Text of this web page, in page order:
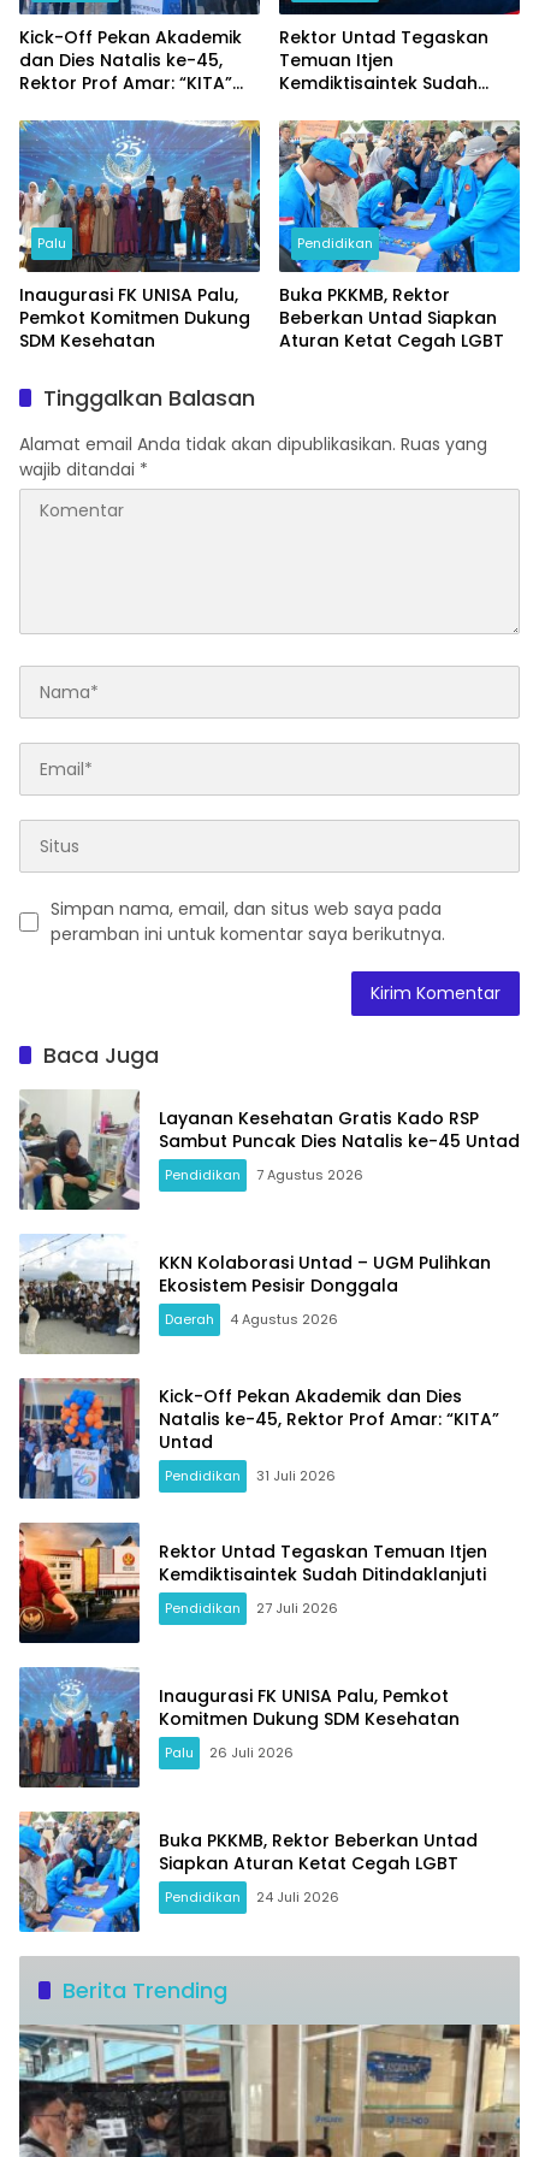
Kick-Off Pekan Akademik
dan Dies Natalis ke-45,
Rektor Prof Amar: “KITA”
Rektor Untad Tegaskan
Temuan Itjen
Kemdiktisaintek Sudah
Palu
Inaugurasi FK UNISA Palu,
Pemkot Komitmen Dukung
SDM Kesehatan
Pendidikan
Buka PKKMB, Rektor
Beberkan Untad Siapkan
Aturan Ketat Cegah LGBT
Tinggalkan Balasan
Alamat email Anda tidak akan dipublikasikan. Ruas yang
wajib ditandai *
Simpan nama, email, dan situs web saya pada
peramban ini untuk komentar saya berikutnya.
Baca Juga
Layanan Kesehatan Gratis Kado RSP
Sambut Puncak Dies Natalis ke-45 Untad
Pendidikan 7 Agustus 2026
KKN Kolaborasi Untad – UGM Pulihkan
Ekosistem Pesisir Donggala
Daerah 4 Agustus 2026
Kick-Off Pekan Akademik dan Dies
Natalis ke-45, Rektor Prof Amar: “KITA”
Untad
Pendidikan 31 Juli 2026
Rektor Untad Tegaskan Temuan Itjen
Kemdiktisaintek Sudah Ditindaklanjuti
Pendidikan 27 Juli 2026
Inaugurasi FK UNISA Palu, Pemkot
Komitmen Dukung SDM Kesehatan
Palu 26 Juli 2026
Buka PKKMB, Rektor Beberkan Untad
Siapkan Aturan Ketat Cegah LGBT
Pendidikan 24 Juli 2026
Berita Trending